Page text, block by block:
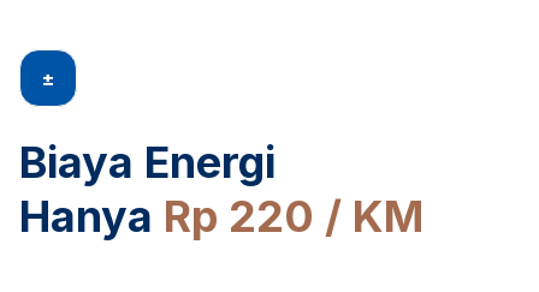
±
Biaya Energi
Hanya Rp 220 / KM